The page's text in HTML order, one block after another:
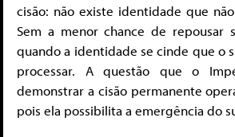
cisão: não existe identidade que
Sem a menor chance de repousar
quando a identidade se cinde que o
processar. A questão que o
demonstrar a cisão permanente
pois ela possibilita a emergência do